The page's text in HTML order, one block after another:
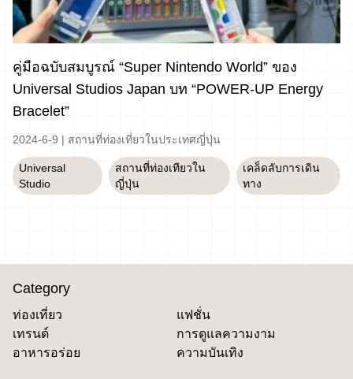
คู่มือฉบับสมบูรณ์ “Super Nintendo World” ของ
Universal Studios Japan บท “POWER-UP Energy
Bracelet”
2024-6-9 | สถานที่ท่องเที่ยวในประเทศญี่ปุ่น
Universal
Studio
สถานที่ท่องเทียวใน
ญี่ปุ่น
เคล็ดลับการเดิน
ทาง
Category
ท่องเที่ยว
แฟชั่น
เทรนด์
การดูแลความงาม
อาหารอร่อย
ความบันเทิง